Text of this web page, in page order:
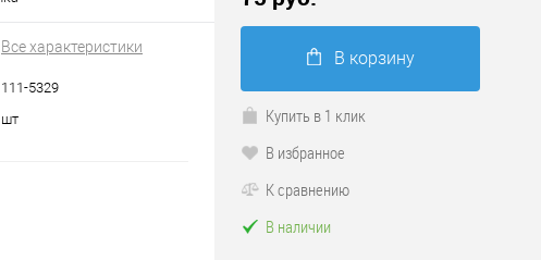
Все характеристики
111-5329
шт
В корзину
Купить в 1 клик
В избранное
К сравнению
В наличии